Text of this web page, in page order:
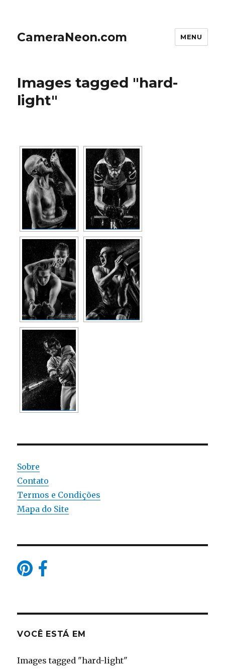
CameraNeon.com MENU
Images tagged "hard-
light"
Sobre
Contato
Termos e Condições
Mapa do Site
VOCÊ ESTÁ EM
Images tagged "hard-light"